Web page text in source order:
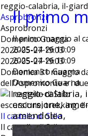
reggio-calabria, il-
Asprobronzi
Asprobronzi
Domenico Guarna
2026-05-27 19:03
2026-05-27 19:03
Domenica 31 maggio
dell'Aspromonte e i
escursione, trekking,
Il castello di Stilo
Il castello di Stilo
Il primo
Il primo maggio al
2025-04-26 10:09
2025-04-26 10:09
Domenico Guarna
Domenico Guarna
reggio-calabria,
escursione,
amendolea,